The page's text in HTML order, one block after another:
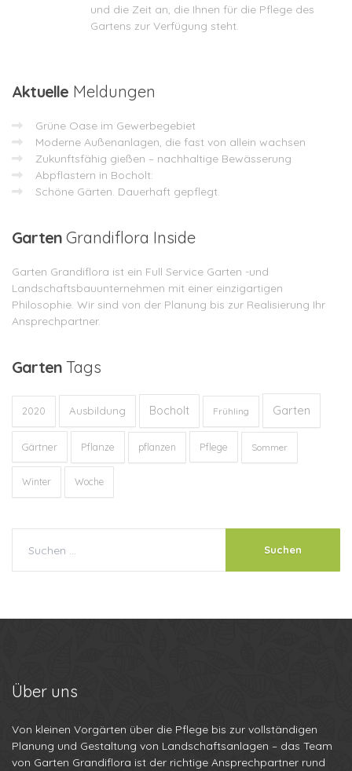
und die Zeit an, die Ihnen für die Pflege des
Gartens zur Verfügung steht.
Aktuelle Meldungen
Grüne Oase im Gewerbegebiet
Moderne Außenanlagen, die fast von allein wachsen
Zukunftsfähig gießen – nachhaltige Bewässerung
Abpflastern in Bocholt:
Schöne Gärten. Dauerhaft gepflegt.
Garten Grandiflora Inside
Garten Grandiflora ist ein Full Service Garten -und
Landschaftsbauunternehmen mit einer einzigartigen
Philosophie. Wir sind von der Planung bis zur Realisierung Ihr
Ansprechpartner.
Garten Tags
2020 Ausbildung Bocholt Frühling Garten
Gärtner Pflanze pflanzen Pflege Sommer
Winter Woche
Über uns
Von kleinen Vorgärten über die Pflege bis zur vollständigen
Planung und Gestaltung von Landschaftsanlagen – das Team
von Garten Grandiflora ist der richtige Ansprechpartner rund